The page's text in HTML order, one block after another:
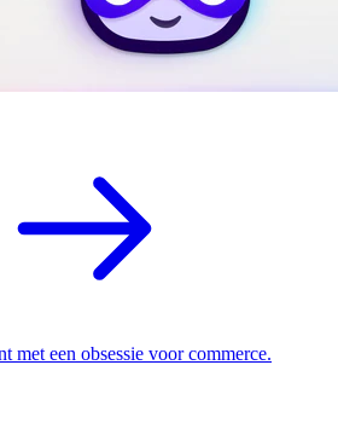
met een obsessie voor commerce.